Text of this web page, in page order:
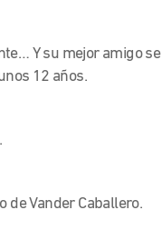
Y su mejor amigo se
12 años.
de Vander Caballero.